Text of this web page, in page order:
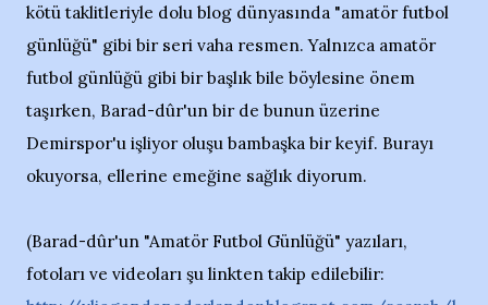
kötü taklitleriyle dolu blog dünyasında "amatör futbol
günlüğü" gibi bir seri vaha resmen. Yalnızca amatör
futbol günlüğü gibi bir başlık bile böylesine önem
taşırken, Barad-dûr'un bir de bunun üzerine
Demirspor'u işliyor oluşu bambaşka bir keyif. Burayı
okuyorsa, ellerine emeğine sağlık diyorum.
(Barad-dûr'un "Amatör Futbol Günlüğü" yazıları,
fotoları ve videoları şu linkten takip edilebilir: